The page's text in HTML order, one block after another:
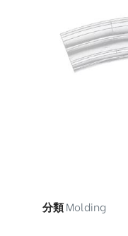
分類Molding